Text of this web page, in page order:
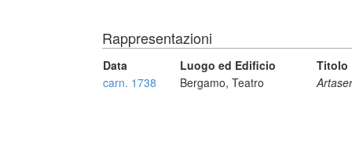
Rappresentazioni
Data Luogo ed Edificio
Titolo
carn. 1738
Bergamo, Teatro